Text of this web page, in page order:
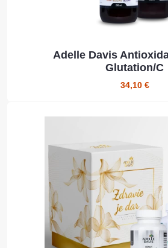
Adelle Davis
Glutation/C
34,10 €